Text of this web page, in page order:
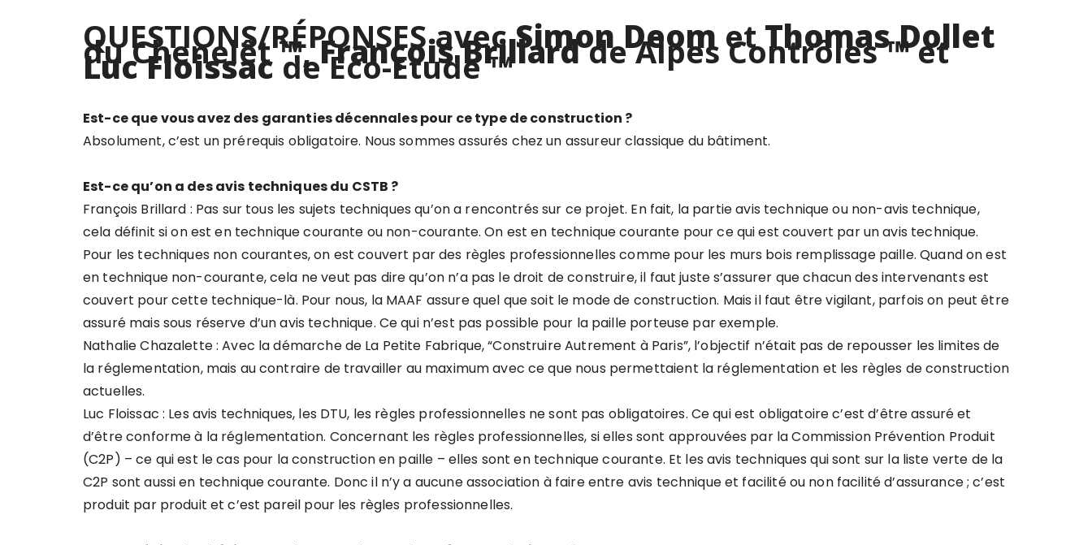
QUESTIONS/RÉPONSES avecSimon DeometThomas Dollet
du Chenelêt™,François Brillardde Alpes Contrôles™et
Luc Floissac de Eco-Etude™
Est-ce que vous avez des garanties décennales pour ce type de construction ?
Absolument, c’est un prérequis obligatoire. Nous sommes assurés chez un assureur classique du bâtiment.
Est-ce qu’on a des avis techniques du CSTB ?
François Brillard : Pas sur tous les sujets techniques qu’on a rencontrés sur ce projet. En fait, la partie avis technique ou non-avis technique,
cela définit si on est en technique courante ou non-courante. On est en technique courante pour ce qui est couvert par un avis technique.
Pour les techniques non courantes, on est couvert par des règles professionnelles comme pour les murs bois remplissage paille. Quand on est
en technique non-courante, cela ne veut pas dire qu’on n’a pas le droit de construire, il faut juste s’assurer que chacun des intervenants est
couvert pour cette technique-là. Pour nous, la MAAF assure quel que soit le mode de construction. Mais il faut être vigilant, parfois on peut être
assuré mais sous réserve d’un avis technique. Ce qui n’est pas possible pour la paille porteuse par exemple.
Nathalie Chazalette : Avec la démarche de La Petite Fabrique, “Construire Autrement à Paris”, l’objectif n’était pas de repousser les limites de
la réglementation, mais au contraire de travailler au maximum avec ce que nous permettaient la réglementation et les règles de construction
actuelles.
Luc Floissac : Les avis techniques, les DTU, les règles professionnelles ne sont pas obligatoires. Ce qui est obligatoire c’est d’être assuré et
d’être conforme à la réglementation. Concernant les règles professionnelles, si elles sont approuvées par la Commission Prévention Produit
(C2P) – ce qui est le cas pour la construction en paille – elles sont en technique courante. Et les avis techniques qui sont sur la liste verte de la
C2P sont aussi en technique courante. Donc il n’y a aucune association à faire entre avis technique et facilité ou non facilité d’assurance ; c’est
produit par produit et c’est pareil pour les règles professionnelles.